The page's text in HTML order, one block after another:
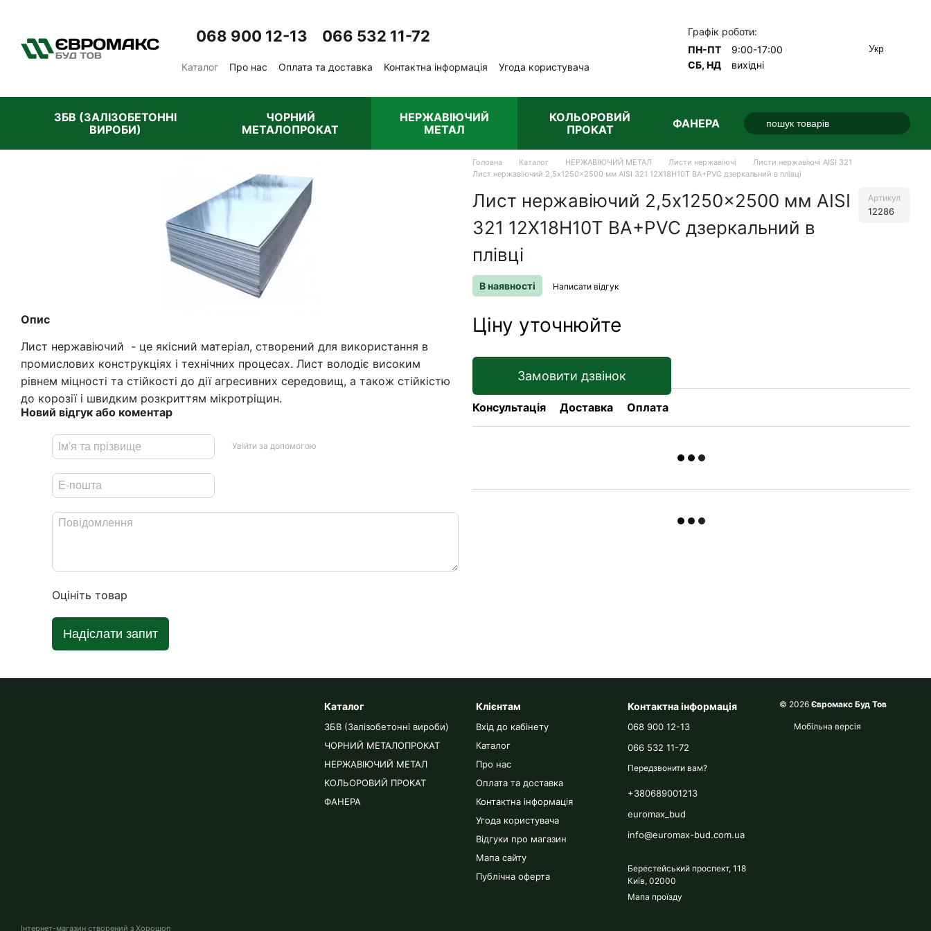
068 900 12-13 066 532 11-72
Каталог Про нас Оплата та доставка Контактна інформація
Угода користувача
Графік роботи:
ПН-ПТ
9:00-17:00
СБ, НД
вихідні
Укр
ЗБВ (ЗАЛІЗОБЕТОННІ
ВИРОБИ)
ЧОРНИЙ
МЕТАЛОПРОКАТ
НЕРЖАВІЮЧИЙ
МЕТАЛ
КОЛЬОРОВИЙ
ПРОКАТ
ФАНЕРА
Опис
Лист нержавіючий - це якісний матеріал, створений для використання в
промислових конструкціях і технічних процесах. Лист володіє високим
рівнем міцності та стійкості до дії агресивних середовищ, а також стійкістю
до корозії і швидким розкриттям мікротріщин.
Новий відгук або коментар
Увійти за допомогою
Оцініть товар
Надіслати запит
Головна Каталог НЕРЖАВІЮЧИЙ МЕТАЛ Листи нержавіючі
Листи нержавіючі AISI 321
Лист нержавіючий 2,5x1250x2500 мм AISI 321 12Х18Н10Т BA+PVC дзеркальний в плівці
Лист нержавіючий 2,5x1250x2500 мм AISI
321 12Х18Н10Т BA+PVC дзеркальний в
плівці
Артикул
12286
В наявності Написати відгук
Ціну уточнюйте
Замовити дзвінок
Консультація Доставка Оплата
Інтернет-магазин створений з Хорошоп
Каталог
ЗБВ (Залізобетонні вироби)
ЧОРНИЙ МЕТАЛОПРОКАТ
НЕРЖАВІЮЧИЙ МЕТАЛ
КОЛЬОРОВИЙ ПРОКАТ
ФАНЕРА
Клієнтам
Вхід до кабінету
Каталог
Про нас
Оплата та доставка
Контактна інформація
Угода користувача
Відгуки про магазин
Мапа сайту
Публічна оферта
Контактна інформація
068 900 12-13
066 532 11-72
Передзвонити вам?
+380689001213
euromax_bud
info@euromax-bud.com.ua
Берестейський проспект, 118
Київ, 02000
Мапа проїзду
© 2026 Євромакс Буд Тов
Мобільна версія